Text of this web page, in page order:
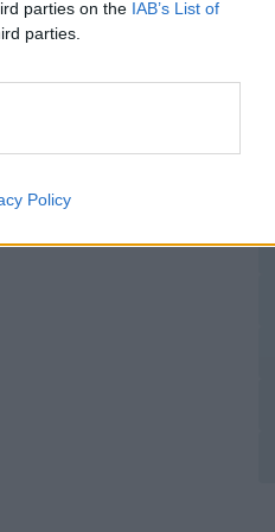
parties on the IAB’s List of
parties.
Policy
horror